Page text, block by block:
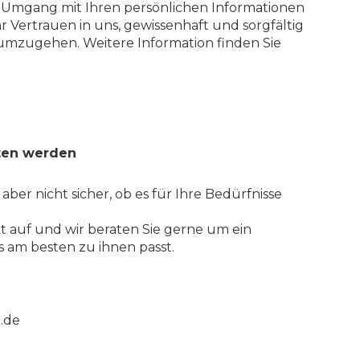
Umgang mit Ihren persönlichen Informationen
Vertrauen in uns, gewissenhaft und sorgfältig
Weitere Information finden Sie
werden
aber nicht sicher, ob es für Ihre Bedürfnisse
auf und wir beraten Sie gerne um ein
besten zu ihnen passt.